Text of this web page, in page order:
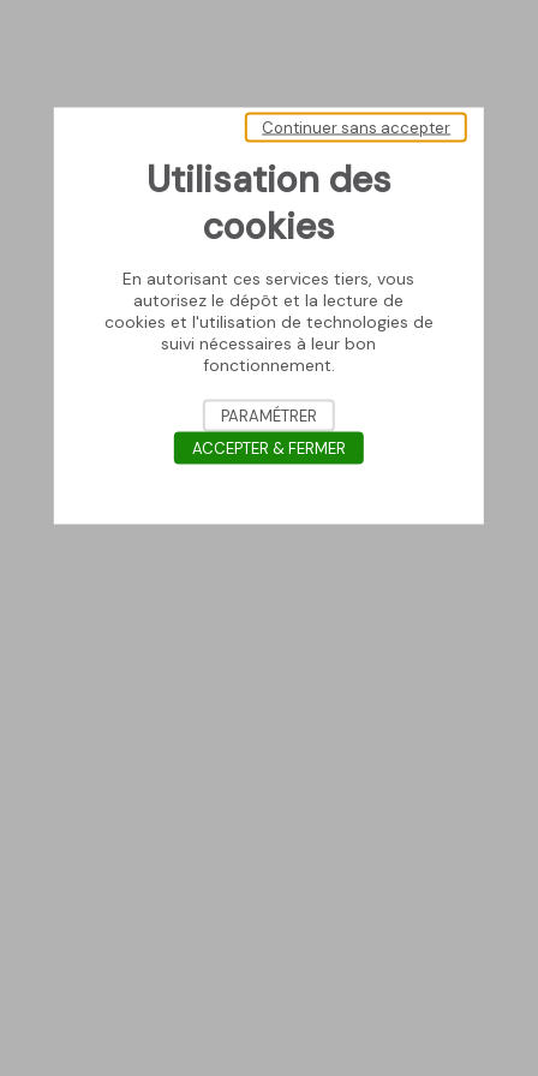
Utilisation des
cookies
En autorisant ces services tiers, vous
autorisez le dépôt et la lecture de
cookies et l'utilisation de technologies de
suivi nécessaires à leur bon
fonctionnement.
Continuer sans accepter
PARAMÉTRER
ACCEPTER & FERMER